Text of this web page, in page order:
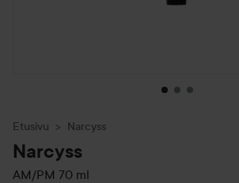
Etusivu Narcyss
Narcyss
AM/PM 70 ml